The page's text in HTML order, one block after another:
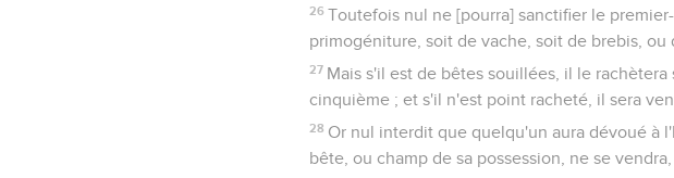
26 Toutefois nul ne [pourra] sanctifier le
primogéniture, soit de vache, soit de brebis, ou
27 Mais s'il est de bêtes souillées, il le
cinquième ; et s'il n'est point racheté, il sera
28 Or nul interdit que quelqu'un aura dévoué à
bête, ou champ de sa possession, ne se